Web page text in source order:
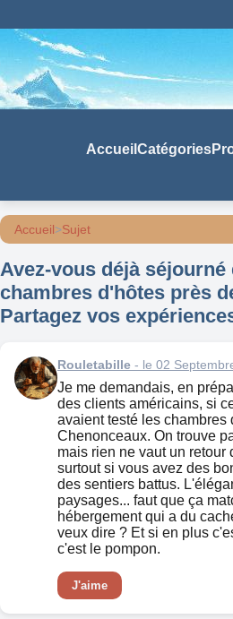
Accueil Catégories
Accueil>Sujet
Avez-vous déjà séjourné
chambres d'hôtes près
Partagez vos
Rouletabille - le 02
Je me demandais, en
des clients américains, si
avaient testé les chambres
Chenonceaux. On trouve
mais rien ne vaut un retour
surtout si vous avez des
des sentiers battus.
paysages... faut que ça
hébergement qui a du
veux dire ? Et si en plus
c'est le pompon.
J'aime